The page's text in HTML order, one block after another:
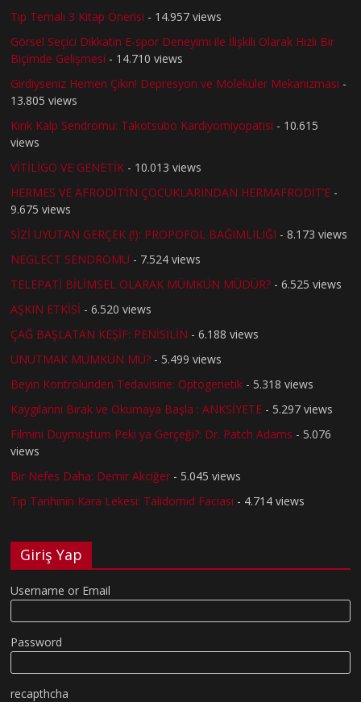
Tıp Temalı 3 Kitap Önerisi - 14.957 views
Görsel Seçici Dikkatin E-spor Deneyimi ile İlişkili Olarak Hızlı Bir
Biçimde Gelişmesi - 14.710 views
Girdiyseniz Hemen Çıkın! Depresyon ve Moleküler Mekanizması -
13.805 views
Kırık Kalp Sendromu: Takotsubo Kardiyomiyopatisi - 10.615
views
VİTİLİGO VE GENETİK - 10.013 views
HERMES VE AFRODİT’İN ÇOCUKLARINDAN HERMAFRODİT’E -
9.675 views
SİZİ UYUTAN GERÇEK (!): PROPOFOL BAĞIMLILIĞI - 8.173 views
NEGLECT SENDROMU - 7.524 views
TELEPATİ BİLİMSEL OLARAK MÜMKÜN MÜDÜR? - 6.525 views
AŞKIN ETKİSİ - 6.520 views
ÇAĞ BAŞLATAN KEŞİF: PENİSİLİN - 6.188 views
UNUTMAK MÜMKÜN MÜ? - 5.499 views
Beyin Kontrolünden Tedavisine: Optogenetik - 5.318 views
Kaygılarını Bırak ve Okumaya Başla : ANKSİYETE - 5.297 views
Filmini Duymuştum Peki ya Gerçeği?: Dr. Patch Adams - 5.076
views
Bir Nefes Daha: Demir Akciğer - 5.045 views
Tıp Tarihinin Kara Lekesi: Talidomid Faciası - 4.714 views
Giriş Yap
Username or Email
Password
recapthcha